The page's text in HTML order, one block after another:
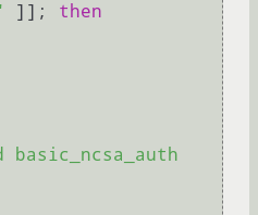
]]; then
basic_ncsa_auth